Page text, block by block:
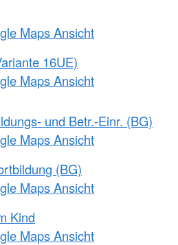
Maps Ansicht
16UE)
Maps Ansicht
und Betr.-Einr. (BG)
Maps Ansicht
(BG)
Maps Ansicht
Kind
Maps Ansicht